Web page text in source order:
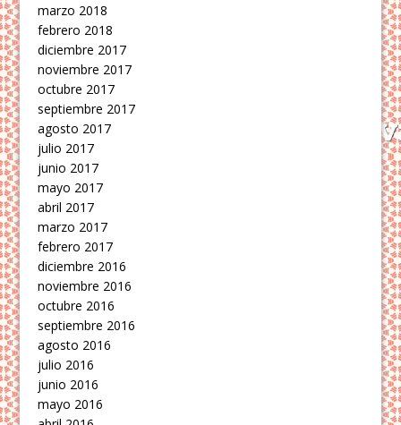
marzo 2018
febrero 2018
diciembre 2017
noviembre 2017
octubre 2017
septiembre 2017
agosto 2017
julio 2017
junio 2017
mayo 2017
abril 2017
marzo 2017
febrero 2017
diciembre 2016
noviembre 2016
octubre 2016
septiembre 2016
agosto 2016
julio 2016
junio 2016
mayo 2016